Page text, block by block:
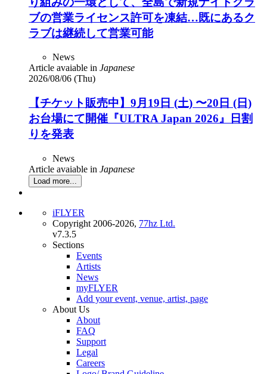
ブの営業ライセンス許可を凍結…既にあるク
ラブは継続して営業可能
News
Article avaiable in Japanese
2026/08/06 (Thu)
【チケット販売中】9月19日 (土) 〜20日 (日)
お台場にて開催『ULTRA Japan 2026』日割
りを発表
News
Article avaiable in Japanese
Load more...
iFLYER
Copyright 2006-2026, 77hz Ltd.
v7.3.5
Sections
Events
Artists
News
myFLYER
Add your event, venue, artist, page
About Us
About
FAQ
Support
Legal
Careers